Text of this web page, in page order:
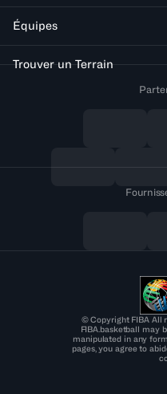
Équipes
Trouver un Terrain
© Copyright FIBA All
FIBA.basketball may
manipulated in any
pages, you agree to